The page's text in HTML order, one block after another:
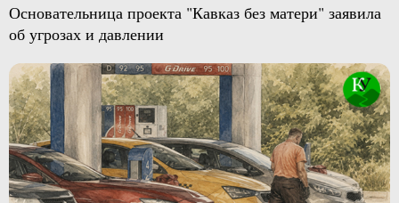
Основательница проекта "Кавказ без матери" заявила
об угрозах и давлении